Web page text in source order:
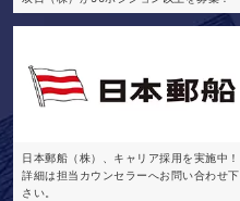
日本郵船（株）、キャリア採用を実施中！
詳細は担当カウンセラーへお問い合わせ下
さい。